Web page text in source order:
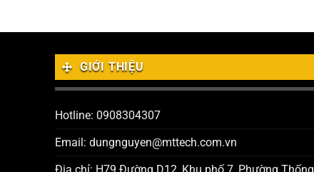
GIỚI THIỆU
Hotline: 0908304307
Email: dungnguyen@mttech.com.vn